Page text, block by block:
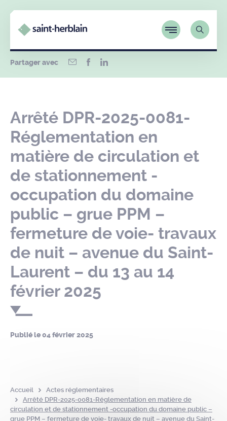
Partager avec
Arrêté DPR-2025-0081-
Réglementation en
matière de circulation et
de stationnement -
occupation du domaine
public – grue PPM –
fermeture de voie- travaux
de nuit – avenue du Saint-
Laurent – du 13 au 14
février 2025
Publié le04 février 2025
Accueil
Actes réglementaires
Arrêté DPR-2025-0081-Réglementation en matière de
circulation et de stationnement -occupation du domaine public –
grue PPM – fermeture de voie- travaux de nuit – avenue du Saint-